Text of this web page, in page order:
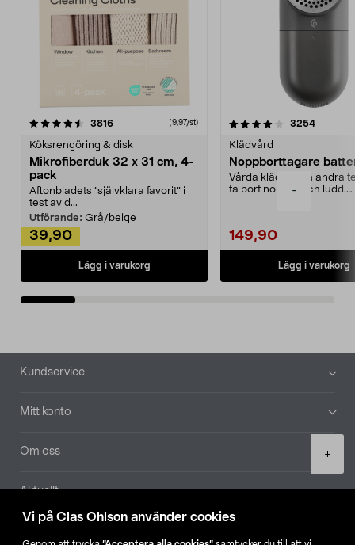
Vi på Clas Ohlson använder cookies
-
+
3816recensioner (9,97/st)
Köksrengöring & disk
Mikrofiberduk 32 x 31 cm, 4-
pack
Aftonbladets "självklara favorit” i
test av d...
Utförande: Grå/beige
39,90
Lägg i varukorg
4.0av 5 stjärnor 3254
Klädvård
Noppborttagare
Vårda kläder och andra
ta bort noppor och ludd.
149,90
Lägg i varukorg
4.5av 5 stjärnor
Sidfot
Kundservice
Mitt konto
Om oss
Aktuellt